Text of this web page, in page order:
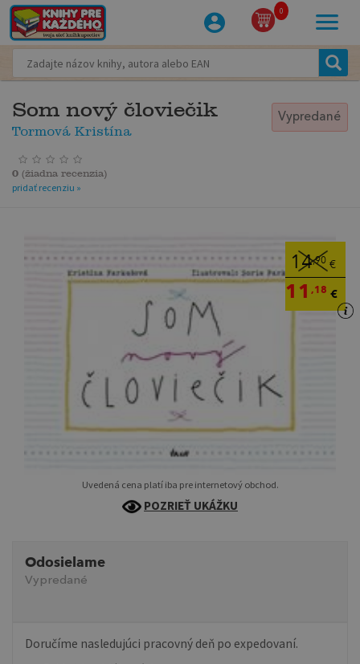
0
Som nový človiečik
Tormová Kristína
Vypredané
0 (žiadna recenzia)
pridať recenziu »
14,90 €
11,18 €
Uvedená cena platí iba pre internetový obchod.
POZRIEŤ UKÁŽKU
Odosielame
Vypredané
Doručíme nasledujúci pracovný deň po expedovaní.